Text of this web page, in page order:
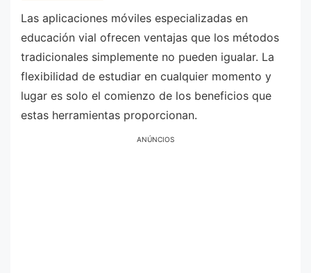
Las aplicaciones móviles especializadas en
educación vial ofrecen ventajas que los métodos
tradicionales simplemente no pueden igualar. La
flexibilidad de estudiar en cualquier momento y
lugar es solo el comienzo de los beneficios que
estas herramientas proporcionan.
ANÚNCIOS